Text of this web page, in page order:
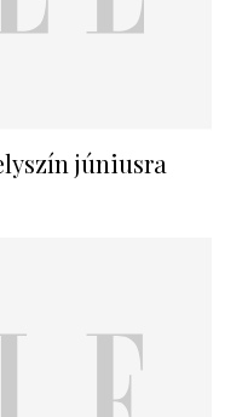
júniusra